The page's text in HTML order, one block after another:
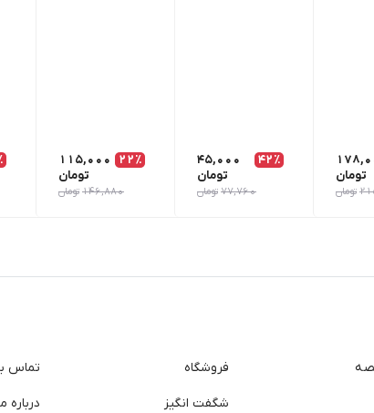
تومان
تومان
42٪
45,000
تومان
77,760 تومان
22٪
115,000
تومان
146,880 تومان
فروشگاه
شگفت انگیز
تماس
درباره